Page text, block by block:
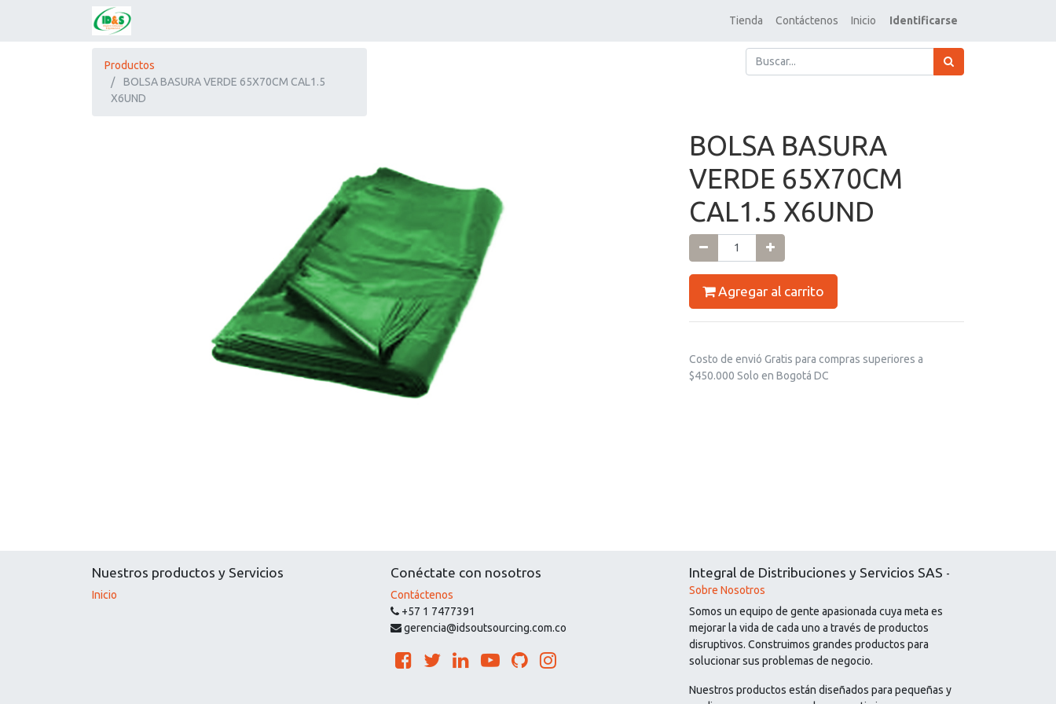
Tienda Contáctenos Inicio Identificarse
Productos
BOLSA BASURA VERDE 65X70CM CAL1.5
X6UND
BOLSA BASURA
VERDE 65X70CM
CAL1.5 X6UND
Agregar al carrito
Costo de envió Gratis para compras superiores a
$450.000 Solo en Bogotá DC
Nuestros productos y Servicios
Inicio
Conéctate con nosotros
Contáctenos
+57 1 7477391
gerencia@idsoutsourcing.com.co
Integral de Distribuciones y Servicios SAS -
Sobre Nosotros
Somos un equipo de gente apasionada cuya meta es
mejorar la vida de cada uno a través de productos
disruptivos. Construimos grandes productos para
solucionar sus problemas de negocio.
Nuestros productos están diseñados para pequeñas y